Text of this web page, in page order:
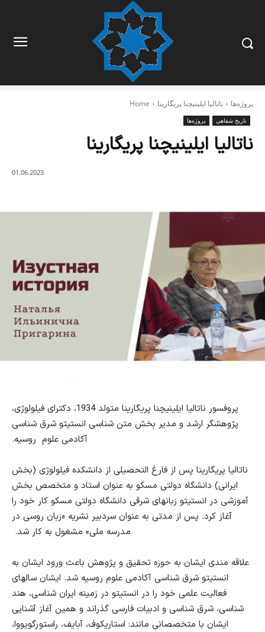
Home پروژه‌ها ناتالیا ایلینیچنا پریگارینا
پروژه‌ها تاریخ شفاهی
ناتالیا ایلینیچنا پریگارینا
01.06.2023
پروفسور ناتالیا ایلینیچنا پریگارینا متولد 1934، دکترای فیلولوژی،
پژوهشگر ارشد و مدیر بخش متن شناسی انستیتو شرق شناسی
آکادمی علوم روسیه.
ناتالیا پریگارینا پس از فارغ التحصیلی از دانشکده فیلولوژی (بخش
ایرانی) دانشگاه دولتی مسکو به عنوان استاد و متخصص بخش
آموزشی در انستیتو زبانهای شرقی دانشگاه دولتی مسکو کار خود را
آغاز کرد. پس از مدتی به عنوان سردبیر نشریه «زبان روسی در
مدرسه ملی» مشغول به کار شد.
علاقه مندی ایشان به حوزه تحقیق و پژوهش باعث ورود ایشان به
انستیتو شرق شناسی آکادمی علوم روسیه شد. ایشان سالهای
فعالیت علمی خود را در انستیتو در زمینه ایران شناسی، هند
شناسی، شرق شناسی و ادبیات فارسی گذراند و همین آغاز آشنایی
ایشان با متخصصانی مانند: استاریکوف، آبایف، راستورگویووا،